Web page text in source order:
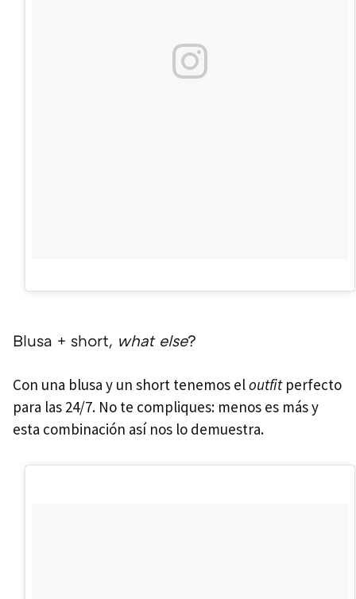
Blusa + short, what else?
Con una blusa y un short tenemos eloutfitperfecto
para las 24/7. No te compliques: menos es más y
esta combinación así nos lo demuestra.